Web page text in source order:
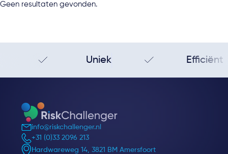
Geen resultaten gevonden.
Uniek Efficiënt
info@riskchallenger.nl
+31 (0)33 2096 213
Hardwareweg 14, 3821 BM Amersfoort